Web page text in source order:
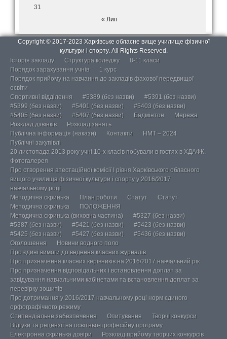
31
« Лип
Copyright © 2017-2023 Харківське обласне вище училище фізичної
культури і спорту. All Rights Reserved.
Історія закладу
Структура коледжу
8-11 класи
Порядок зарахування учнів
1 курс
Порядок прийому на навчання до закладів фахової передвищої
освіти
Спортивні відділення
#5389 (без назви)
#5391 (без назви)
#5399 (без назви)
#5401 (без назви)
#5403 (без назви)
#5405 (без назви)
#5407 (без назви) Бадмінтон
Мережа
Розклад дзвінків
Розклад занять
Публічна інформація (накази)
Контакти
НМТ – 2024
Публічні закупівлі
20 листопада 2013 року учні 10-х класів побували в гостях в ХДАФК.
Фотогалерея
Про створення атестаційної комісії І рівня Харківського обласного
вищого училища фізичної культури і спорту у 2016/2017
навчальному році
Методична скринька
План роботи Статут
Статут
Методична скринька
ПОЛОЖЕННЯ
Методична скринька (виховна частина)
#5327 (без назви)
#5387 (без назви)
#5421 (без назви)
#5423 (без назви)
#5425 (без назви)
#5427 (без назви)
#5436 (без назви)
Оголошення
Новини водного поло
Про єдині вимоги до ведення класних журналів
Про призначення класних керівників на 2016/2017 навчальний рік
Про призначення відповідальних і встановлення доплат за
завідування навчальними кабінетами та встановлення доплат за
перевірку зошитів
Про дотримання у 2016/2017 навчальному році норм єдиного
орфографічного режиму
Стипендіальне забезпечення
Опитування
Творчі конкурси
Відгуки та рецензії на освітньо-професійну програму
Електронна скринька довіри
Розклад прийому творчих конкурсів